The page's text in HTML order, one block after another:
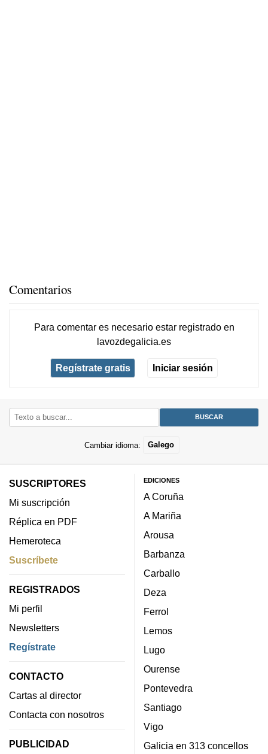
Comentarios
Para comentar es necesario estar registradoen
lavozdegalicia.es
Regístrate gratis Iniciar sesión
Cambiar idioma: Galego
SUSCRIPTORES
Mi suscripción
Réplica en PDF
Hemeroteca
Suscríbete
REGISTRADOS
Mi perfil
Newsletters
Regístrate
CONTACTO
Cartas al director
Contacta con nosotros
PUBLICIDAD
EDICIONES
A Coruña
A Mariña
Arousa
Barbanza
Carballo
Deza
Ferrol
Lemos
Lugo
Ourense
Pontevedra
Santiago
Vigo
Galicia en 313 concellos